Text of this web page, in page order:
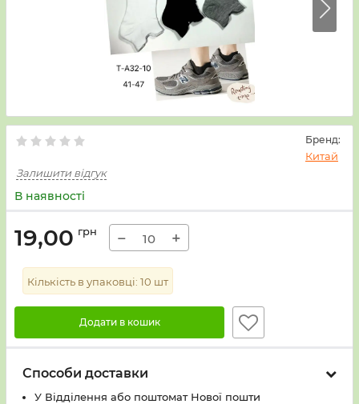
Бренд:
Китай
Залишити відгук
В наявності
19,00 грн − +
Кількість в упаковці: 10 шт
Додати в кошик
Способи доставки
У Вiддiлення або поштомат Нової пошти